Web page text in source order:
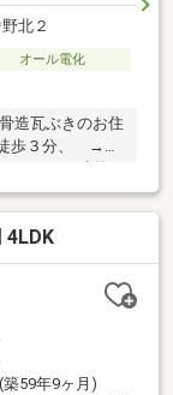
北２
オール電化
造瓦ぶきのお住
歩３分、 →阪
居室はペアガラ
、ご売却のお
くださいませ♪
4LDK
築59年9ヶ月)